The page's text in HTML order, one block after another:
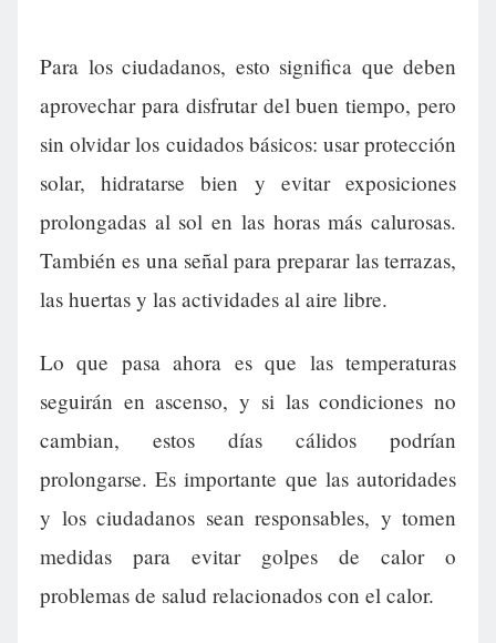
Para los ciudadanos, esto significa que deben
aprovechar para disfrutar del buen tiempo, pero
sin olvidar los cuidados básicos: usar protección
solar, hidratarse bien y evitar exposiciones
prolongadas al sol en las horas más calurosas.
También es una señal para preparar las terrazas,
las huertas y las actividades al aire libre.
Lo que pasa ahora es que las temperaturas
seguirán en ascenso, y si las condiciones no
cambian, estos días cálidos podrían
prolongarse. Es importante que las autoridades
y los ciudadanos sean responsables, y tomen
medidas para evitar golpes de calor o
problemas de salud relacionados con el calor.